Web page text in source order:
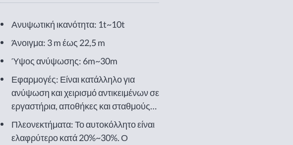
Ανυψωτική ικανότητα: 1t~10t
Άνοιγμα: 3 m έως 22,5 m
Ύψος ανύψωσης: 6m~30m
Εφαρμογές: Είναι κατάλληλο για
ανύψωση και χειρισμό αντικειμένων σε
εργαστήρια, αποθήκες και σταθμούς
παραγωγής ηλεκτρικής ενέργειας
Πλεονεκτήματα: Το αυτοκόλλητο είναι
ελαφρύτερο κατά 20%~30%. Ο